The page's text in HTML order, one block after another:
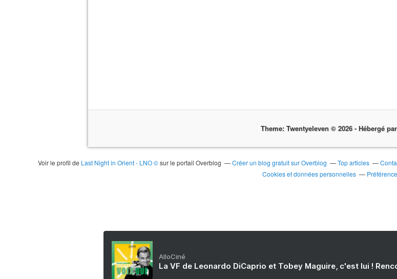
Theme: Twentyeleven © 2026 - Hébergé par
Voir le profil de Last Night in Orient - LNO ©sur le portail Overblog Créer un blog gratuit sur Overblog Top articles
Cookies et données personnelles
AlloCiné
La VF de Leonardo DiCaprio et Tobey Maguire, c'est lui !